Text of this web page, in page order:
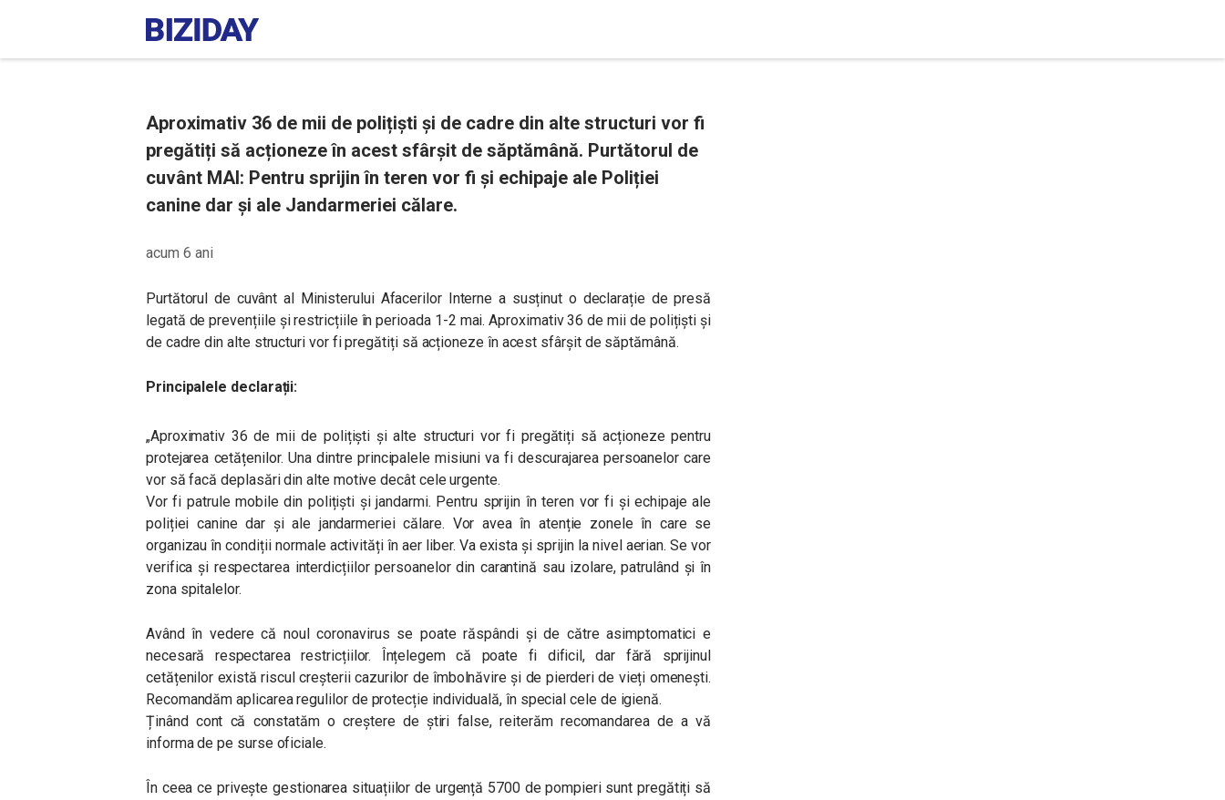
Aproximativ 36 de mii de polițiști și de cadre din alte structuri vor fi
pregătiți să acționeze în acest sfârșit de săptămână. Purtătorul de
cuvânt MAI: Pentru sprijin în teren vor fi și echipaje ale Poliției
canine dar și ale Jandarmeriei călare.
acum 6 ani
Purtătorul de cuvânt al Ministerului Afacerilor Interne a susținut o declarație de presă
legată de prevențiile și restricțiile în perioada 1-2 mai. Aproximativ 36 de mii de polițiști și
de cadre din alte structuri vor fi pregătiți să acționeze în acest sfârșit de săptămână.
Principalele declarații:
„Aproximativ 36 de mii de polițiști și alte structuri vor fi pregătiți să acționeze pentru
protejarea cetățenilor. Una dintre principalele misiuni va fi descurajarea persoanelor care
vor să facă deplasări din alte motive decât cele urgente.
Vor fi patrule mobile din polițiști și jandarmi. Pentru sprijin în teren vor fi și echipaje ale
poliției canine dar și ale jandarmeriei călare. Vor avea în atenție zonele în care se
organizau în condiții normale activități în aer liber. Va exista și sprijin la nivel aerian. Se vor
verifica și respectarea interdicțiilor persoanelor din carantină sau izolare, patrulând și în
zona spitalelor.
Având în vedere că noul coronavirus se poate răspândi și de către asimptomatici e
necesară respectarea restricțiilor. Înțelegem că poate fi dificil, dar fără sprijinul
cetățenilor există riscul creșterii cazurilor de îmbolnăvire și de pierderi de vieți omenești.
Recomandăm aplicarea regulilor de protecție individuală, în special cele de igienă.
Ținând cont că constatăm o creștere de știri false, reiterăm recomandarea de a vă
informa de pe surse oficiale.
În ceea ce privește gestionarea situațiilor de urgență 5700 de pompieri sunt pregătiți să